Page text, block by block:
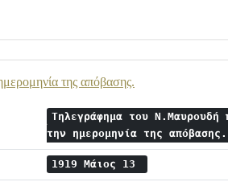
της απόβασης.
Τηλεγράφημα του
την ημερομηνία της απόβασης.
1919 Μάιος 13